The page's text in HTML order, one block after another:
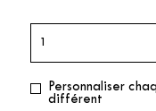
Personnaliser
différent